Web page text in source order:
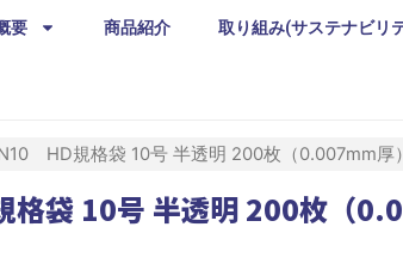
要 商品紹介 取り組み(サステナビリ
HD規格袋 10号 半透明 200枚（0.007mm厚）
袋 10号 半透明 200枚（